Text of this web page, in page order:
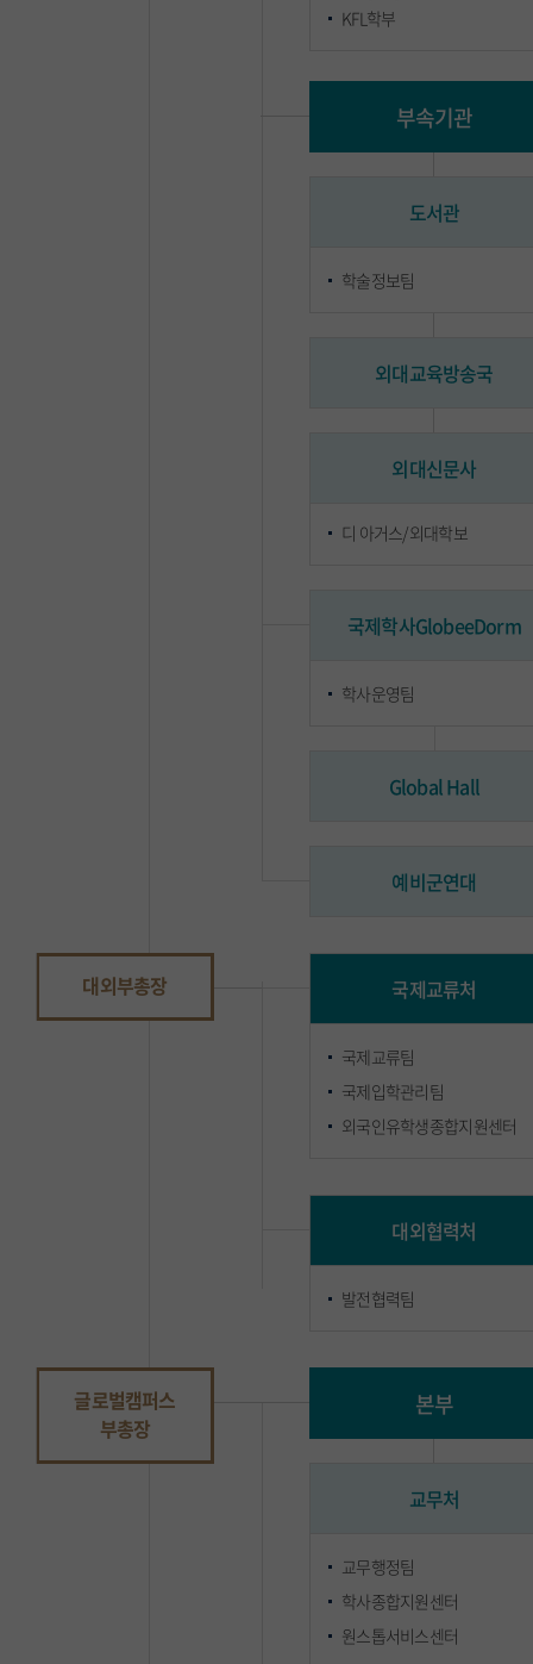
KFL학부
부속기관
도서관
학술정보팀
외대교육방송국
외대신문사
디 아거스/외대학보
국제학사GlobeeDorm
학사운영팀
Global Hall
예비군연대
대외부총장 국제교류처
국제교류팀
국제입학관리팀
외국인유학생종합지원센터
대외협력처
발전협력팀
글로벌캠퍼스
부총장
본부
교무처
교무행정팀
학사종합지원센터
원스톱서비스센터